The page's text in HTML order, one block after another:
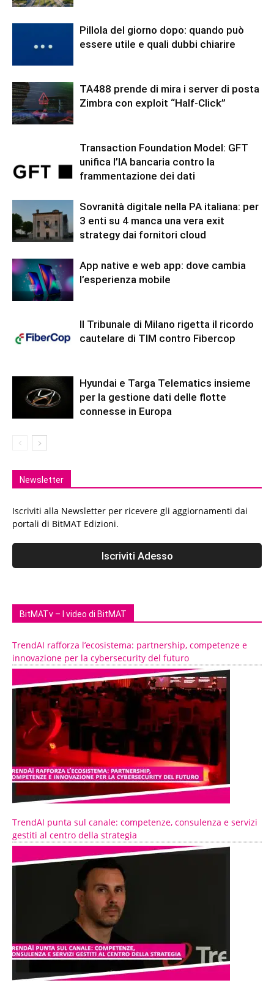
Pillola del giorno dopo: quando può
essere utile e quali dubbi chiarire
TA488 prende di mira i server di posta
Zimbra con exploit “Half-Click”
Transaction Foundation Model: GFT
unifica l’IA bancaria contro la
frammentazione dei dati
Sovranità digitale nella PA italiana: per
3 enti su 4 manca una vera exit
strategy dai fornitori cloud
App native e web app: dove cambia
l’esperienza mobile
Il Tribunale di Milano rigetta il ricordo
cautelare di TIM contro Fibercop
Hyundai e Targa Telematics insieme
per la gestione dati delle flotte
connesse in Europa
Newsletter
Iscriviti alla Newsletter per ricevere gli aggiornamenti dai
portali di BitMAT Edizioni.
BitMATv – I video di BitMAT
TrendAI rafforza l’ecosistema: partnership, competenze e
innovazione per la cybersecurity del futuro
TrendAI punta sul canale: competenze, consulenza e servizi
gestiti al centro della strategia